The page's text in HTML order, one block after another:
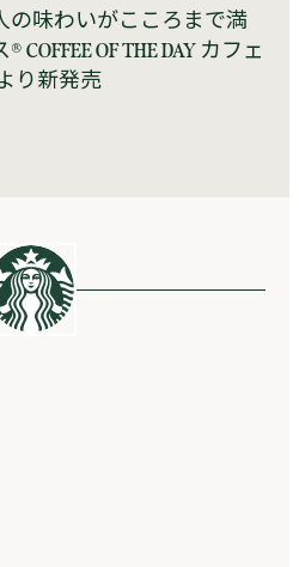
の味わいがこころまで満
OF THE DAY カフェ
り新発売